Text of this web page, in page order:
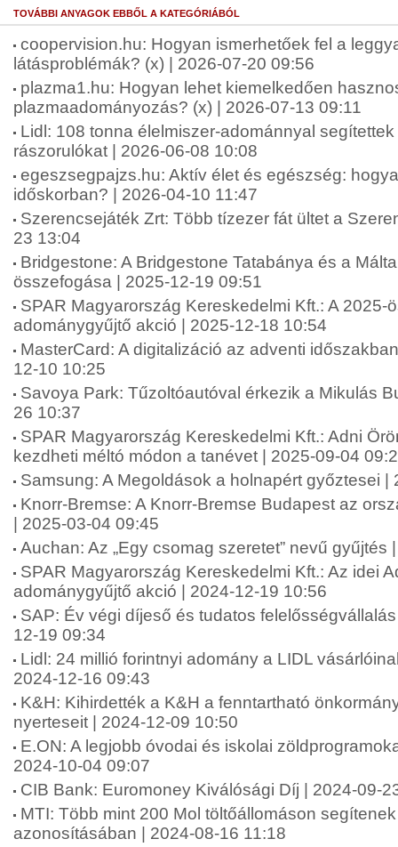
TOVÁBBI ANYAGOK EBBŐL A KATEGÓRIÁBÓL
coopervision.hu: Hogyan ismerhetőek fel a
látásproblémák? (x) | 2026-07-20 09:56
plazma1.hu: Hogyan lehet kiemelkedően
plazmaadományozás? (x) | 2026-07-13 09:11
Lidl: 108 tonna élelmiszer-adománnyal
rászorulókat | 2026-06-08 10:08
egeszsegpajzs.hu: Aktív élet és egészség:
időskorban? | 2026-04-10 11:47
Szerencsejáték Zrt: Több tízezer fát ültet a
23 13:04
Bridgestone: A Bridgestone Tatabánya és a
összefogása | 2025-12-19 09:51
SPAR Magyarország Kereskedelmi Kft.: A 2025-
adománygyűjtő akció | 2025-12-18 10:54
MasterCard: A digitalizáció az adventi
12-10 10:25
Savoya Park: Tűzoltóautóval érkezik a Mikulás
26 10:37
SPAR Magyarország Kereskedelmi Kft.: Adni
kezdheti méltó módon a tanévet | 2025-09-04
Samsung: A Megoldások a holnapért győztesei |
Knorr-Bremse: A Knorr-Bremse Budapest az
| 2025-03-04 09:45
Auchan: Az „Egy csomag szeretet” nevű gyűjtés
SPAR Magyarország Kereskedelmi Kft.: Az idei
adománygyűjtő akció | 2024-12-19 10:56
SAP: Év végi díjeső és tudatos
12-19 09:34
Lidl: 24 millió forintnyi adomány a LIDL
2024-12-16 09:43
K&H: Kihirdették a K&H a fenntartható
nyerteseit | 2024-12-09 10:50
E.ON: A legjobb óvodai és iskolai
2024-10-04 09:07
CIB Bank: Euromoney Kiválósági Díj | 2024-09-
MTI: Több mint 200 Mol töltőállomáson
azonosításában | 2024-08-16 11:18